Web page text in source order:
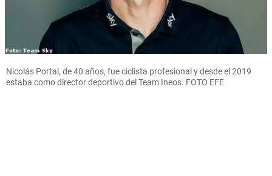
Nicolás Portal, de 40 años, fue ciclista profesional y desde el 2019
estaba como director deportivo del Team Ineos. FOTO EFE